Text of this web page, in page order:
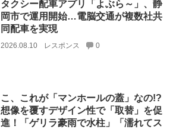
タクシー配車アプリ「よぶら～」、静
岡市で運用開始…電脳交通が複数社共
同配車を実現
2026.08.10 レスポンス 0
こ、これが「マンホールの蓋」なの!?
想像を覆すデザイン性で「取替」を促
進！「ゲリラ豪雨で水柱」「濡れてス